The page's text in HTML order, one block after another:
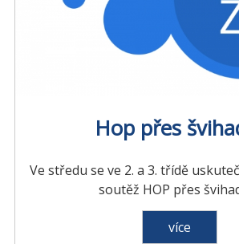
Hop přes
Ve středu se ve 2. a 3. třídě
soutěž HOP přes
více